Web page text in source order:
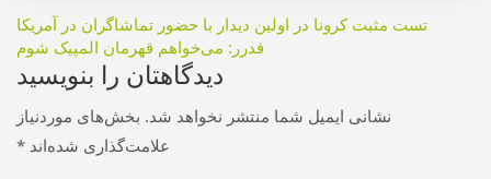
راهبریتست مثبت کرونا در اولین دیدار با حضور تماشاگران در آمریکا
فدرر: می‌خواهم قهرمان المپیک شوم
دیدگاهتان را بنویسید
نشانی ایمیل شما منتشر نخواهد شد. بخش‌های موردنیاز
علامت‌گذاری شده‌اند *